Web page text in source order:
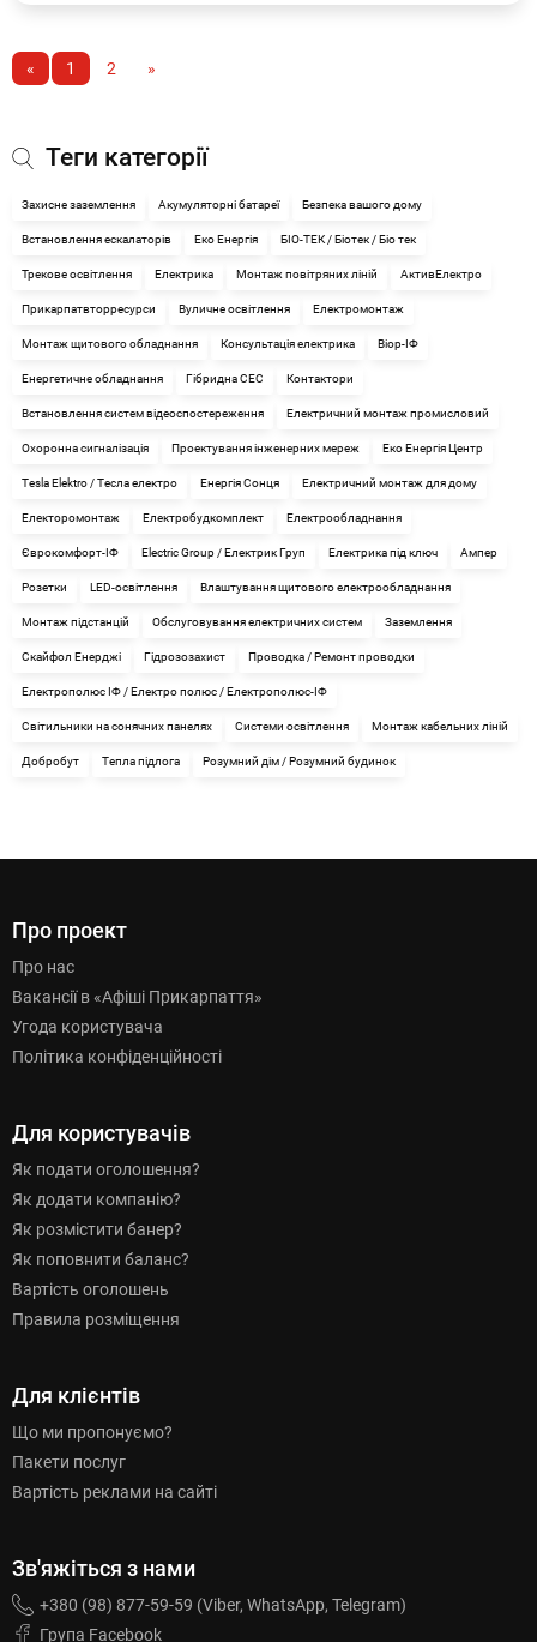
« 1 2 »
Теги категорії
Захисне заземлення Акумуляторні батареї Безпека вашого дому
Встановлення ескалаторів Еко Енергія БІО-ТЕК / Біотек / Біо тек
Трекове освітлення Електрика Монтаж повітряних ліній АктивЕлектро
Прикарпатвторресурси Вуличне освітлення Електромонтаж
Монтаж щитового обладнання Консультація електрика Віор-ІФ
Енергетичне обладнання Гібридна СЕС Контактори
Встановлення систем відеоспостереження Електричний монтаж промисловий
Охоронна сигналізація Проектування інженерних мереж Еко Енергія Центр
Tesla Elektro / Тесла електро Енергія Сонця Електричний монтаж для дому
Електоромонтаж Електробудкомплект Електрообладнання
Єврокомфорт-ІФ Electric Group / Електрик Груп Електрика під ключ Ампер
Розетки LED-освітлення Влаштування щитового електрообладнання
Монтаж підстанцій Обслуговування електричних систем Заземлення
Скайфол Енерджі Гідрозозахист Проводка / Ремонт проводки
Електрополюс ІФ / Електро полюс / Електрополюс-ІФ
Світильники на сонячних панелях Системи освітлення Монтаж кабельних ліній
Добробут Тепла підлога Розумний дім / Розумний будинок
Про проект
Про нас
Вакансії в «Афіші Прикарпаття»
Угода користувача
Політика конфіденційності
Для користувачів
Як подати оголошення?
Як додати компанію?
Як розмістити банер?
Як поповнити баланс?
Вартість оголошень
Правила розміщення
Для клієнтів
Що ми пропонуємо?
Пакети послуг
Вартість реклами на сайті
Зв'яжіться з нами
+380 (98) 877-59-59 (Viber, WhatsApp, Telegram)
Група Facebook